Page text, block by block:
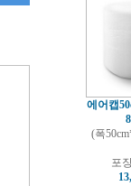
에어캡
(폭
포